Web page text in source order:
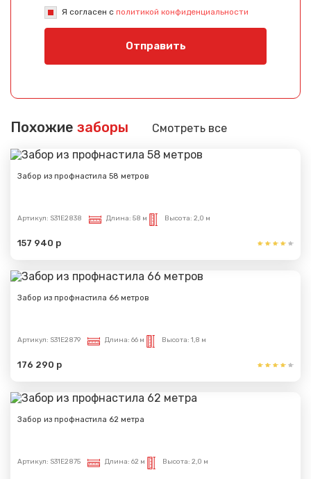
Я согласен с политикой конфиденциальности
Отправить
Похожие заборы Смотреть все
Забор из профнастила 58 метров
Артикул: S31E2838 Длина: 58 м Высота: 2,0 м
157 940 р
Забор из профнастила 66 метров
Артикул: S31E2879 Длина: 66 м Высота: 1,8 м
176 290 р
Забор из профнастила 62 метра
Артикул: S31E2875 Длина: 62 м Высота: 2,0 м